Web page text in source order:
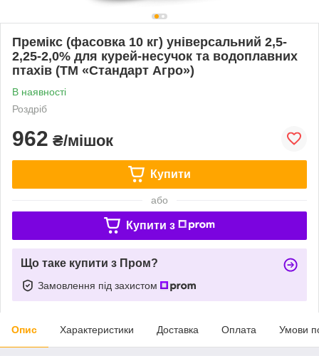
Премікс (фасовка 10 кг) універсальний 2,5-
2,25-2,0% для курей-несучок та водоплавних
птахів (ТМ «Стандарт Агро»)
В наявності
Роздріб
962 ₴/мішок
Купити
або
Купити з
Що таке купити з Пром?
Замовлення під захистом
Опис Характеристики Доставка Оплата Умови